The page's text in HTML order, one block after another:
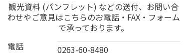
観光資料 (パンフレット) などの送付、お問い合
わせやご意見はこちらのお電話・FAX・フォーム
で承っております。
電話
0263-60-8480